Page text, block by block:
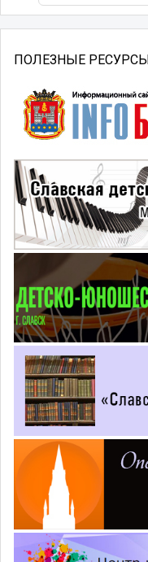
ПОЛЕЗНЫЕ РЕСУРСЫ